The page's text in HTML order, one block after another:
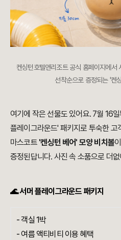
켄싱턴호텔앤리조트 공식 홈페이지에서
선착순으로 증정되는 '켄
여기에 작은 선물도 있어요. 7월 16
플레이그라운드' 패키지로 투숙한 고
마스코트 '켄싱턴 베어' 모양 비치볼
증정된답니다. 사진 속 소품으로 더
🌊 서머 플레이그라운드 패키지
- 객실 1박
- 여름 액티비티 이용 혜택